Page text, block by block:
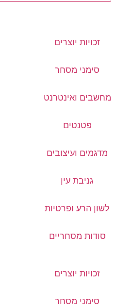
זכויות יוצרים
סימני מסחר
מחשבים ואינטרנט
פטנטים
מדגמים ועיצובים
גניבת עין
לשון הרע ופרטיות
סודות מסחריים
זכויות יוצרים
סימני מסחר